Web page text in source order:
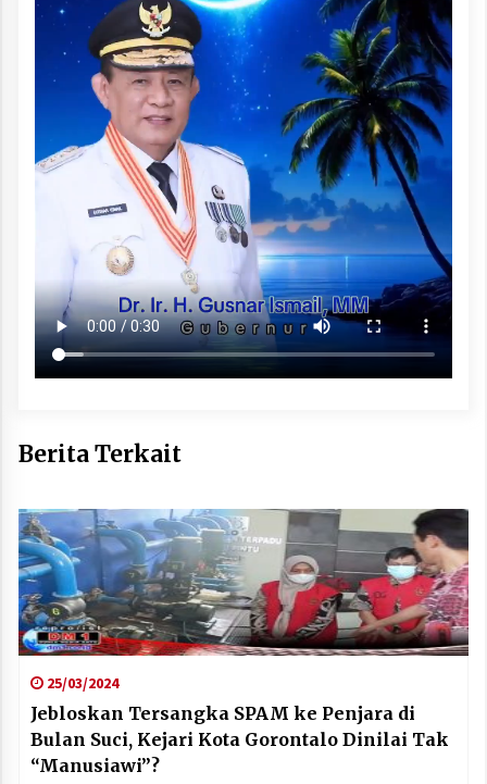
Berita Terkait
25/03/2024
Jebloskan Tersangka SPAM ke Penjara di
Bulan Suci, Kejari Kota Gorontalo Dinilai Tak
“Manusiawi”?